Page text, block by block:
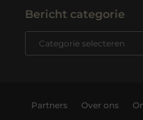
Bericht categorie
Partners Over ons